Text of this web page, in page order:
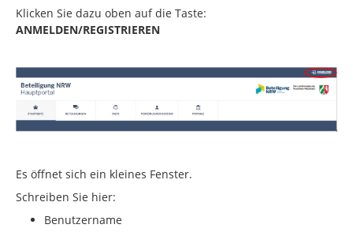
Klicken Sie dazu oben auf die Taste:
ANMELDEN/REGISTRIEREN
Es öffnet sich ein kleines Fenster.
Schreiben Sie hier:
Benutzername